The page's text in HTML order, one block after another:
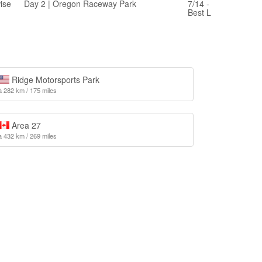
Day 2 | Oregon Raceway Park 7/14 - Oregon
Best Lap
Ridge Motorsports Park
282 km / 175 miles
Area 27
432 km / 269 miles